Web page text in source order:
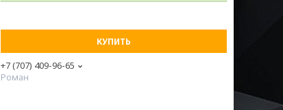
КУПИТЬ
+7 (707) 409-96-65
Роман